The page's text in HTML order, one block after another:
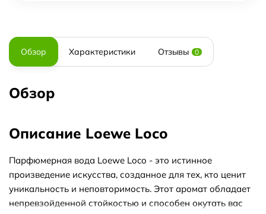
Обзор Характеристики Отзывы 0
Обзор
Описание Loewe Loco
Парфюмерная вода Loewe Loco - это истинное
произведение искусства, созданное для тех, кто ценит
уникальность и неповторимость. Этот аромат обладает
непревзойденной стойкостью и способен окутать вас